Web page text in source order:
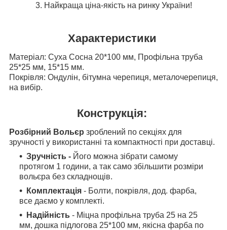
3. Найкраща ціна-якість на ринку України!
Характеристики
Матеріал: Суха Сосна 20*100 мм, Профільна труба
25*25 мм, 15*15 мм.
Покрівля: Ондулін, бітумна черепиця, металочерепиця,
на вибір.
Конструкція:
Розбірний Вольєр зроблений по секціях для
зручності у використанні та компактності при доставці.
Зручність - Його можна зібрати самому
протягом 1 години, а так само збільшити розміри
вольєра без складнощів.
Комплектація - Болти, покрівля, дод. фарба,
все даємо у комплекті.
Надійність - Міцна профільна труба 25 на 25
мм, дошка підлогова 25*100 мм, якісна фарба по